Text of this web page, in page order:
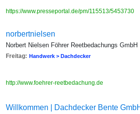
https://www.presseportal.de/pm/115513/5453730
norbertnielsen
Norbert Nielsen Föhrer Reetbedachungs GmbH
Freitag: Handwerk > Dachdecker
http://www.foehrer-reetbedachung.de
Willkommen | Dachdecker Bente